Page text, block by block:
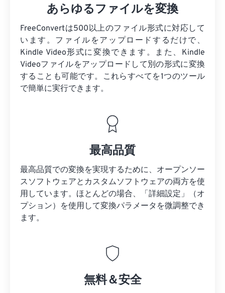
あらゆるファイルを変換
FreeConvertは500以上のファイル形式に対応して
います。ファイルをアップロードするだけで、
Kindle Video形式に変換できます。また、Kindle
Videoファイルをアップロードして別の形式に変換
することも可能です。これらすべてを1つのツール
で簡単に実行できます。
最高品質
最高品質での変換を実現するために、オープンソー
スソフトウェアとカスタムソフトウェアの両方を使
用しています。ほとんどの場合、「詳細設定」（オ
プション）を使用して変換パラメータを微調整でき
ます。
無料＆安全